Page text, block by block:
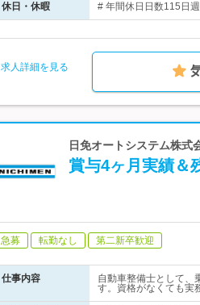
休日・休暇 # 年間休日日数115日
求人詳細を見る
日免オートシステム株式
賞与4ヶ月実績＆
急募 転勤なし 第二新卒歓迎
仕事内容
自動車整備士として、
す。資格がなくても実